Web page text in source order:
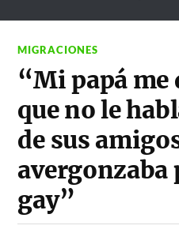
MIGRACIONES
“Mi papá me
que no le
de sus
avergonzaba
gay”